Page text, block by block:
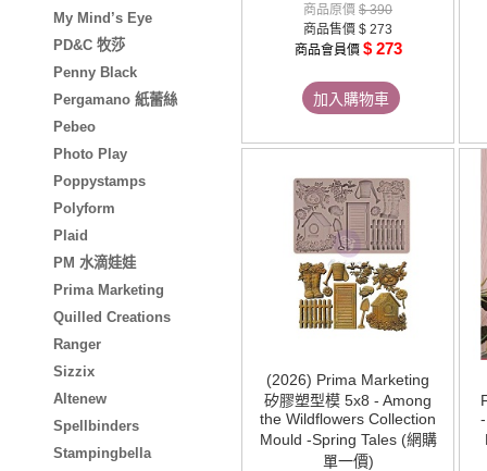
My Mind’s Eye
PD&C 牧莎
Penny Black
Pergamano 紙蕾絲
Pebeo
Photo Play
Poppystamps
Polyform
Plaid
PM 水滴娃娃
Prima Marketing
Quilled Creations
Ranger
Sizzix
Altenew
Spellbinders
Stampingbella
商品原價 $ 390
商品售價 $ 273
商品會員價 $ 273
加入購物車
(2026) Prima Marketing
矽膠塑型模 5x8 - Among
the Wildflowers Collection
Mould -Spring Tales (網購
單一價)